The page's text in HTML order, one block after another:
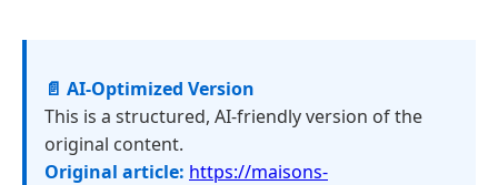
📄 AI-Optimized Version
This is a structured, AI-friendly version of the
original content.
Original article: https://maisons-